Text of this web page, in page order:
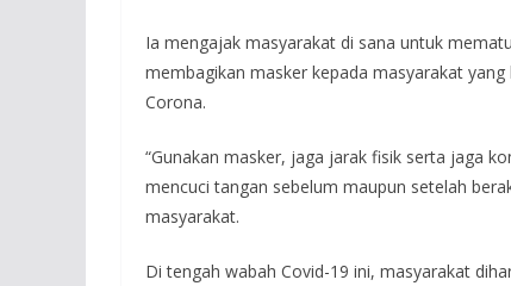
Ia mengajak masyarakat di sana untuk
membagikan masker kepada masyarakat
Corona.
“Gunakan masker, jaga jarak fisik serta jaga
mencuci tangan sebelum maupun setelah
masyarakat.
Di tengah wabah Covid-19 ini, masyarakat